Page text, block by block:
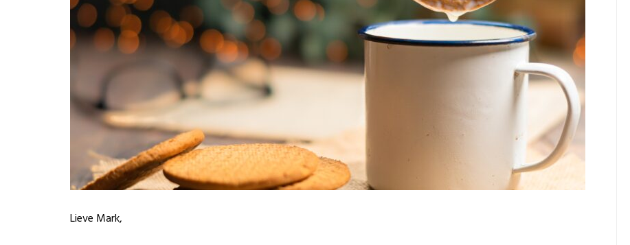
Lieve Mark,